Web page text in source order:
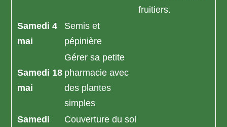
fruitiers.
Samedi 4
mai
Semis et
pépinière
Samedi 18
mai
Gérer sa petite
pharmacie avec
des plantes
simples
Samedi
Couverture du sol